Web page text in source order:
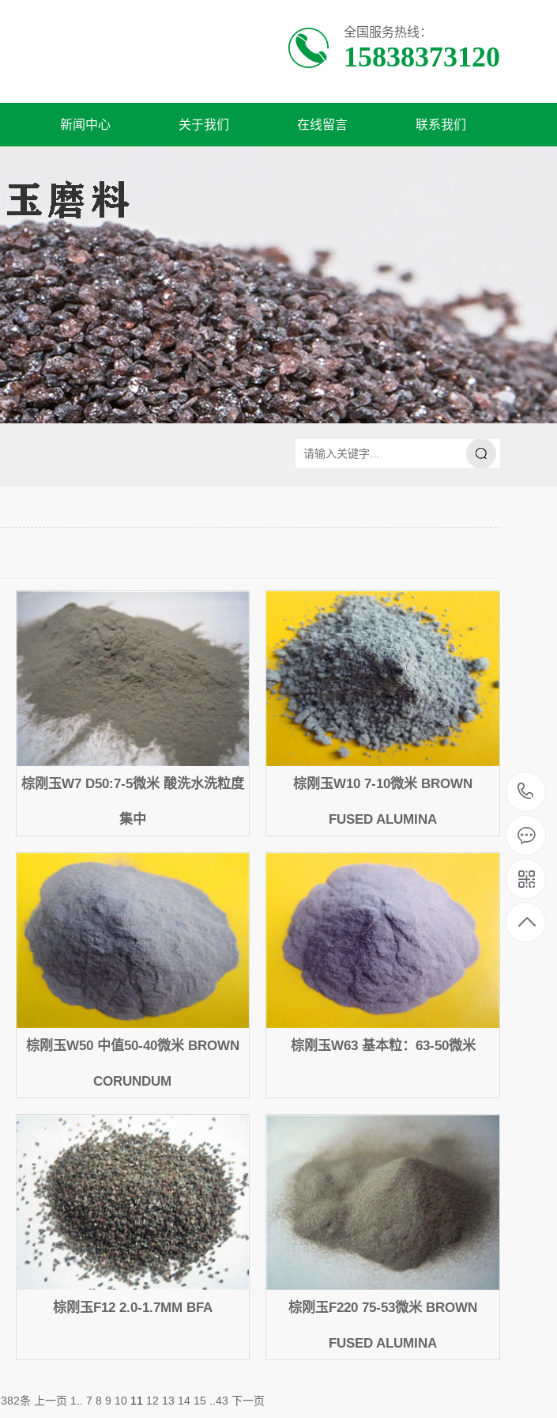
全国服务热线：
15838373120
新闻中心 关于我们 在线留言 联系我们
棕刚玉W7 D50:7-5微米 酸洗水洗粒度
集中
棕刚玉W10 7-10微米 BROWN
FUSED ALUMINA
棕刚玉W50 中值50-40微米 BROWN
CORUNDUM
棕刚玉W63 基本粒：63-50微米
棕刚玉F12 2.0-1.7MM BFA 棕刚玉F220 75-53微米 BROWN
FUSED ALUMINA
382条 上一页 1 7 8 9 10 11 12 13 14 15 43 下一页